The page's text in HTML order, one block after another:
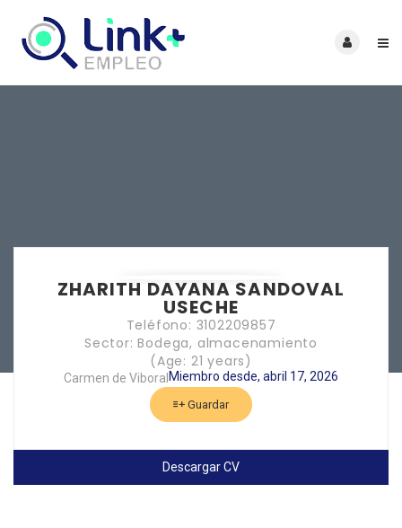
ZHARITH DAYANA SANDOVAL
USECHE
Teléfono: 3102209857
Sector: Bodega, almacenamiento
(Age: 21 years)
Carmen de Viboral Miembro desde, abril 17, 2026
Guardar
Descargar CV